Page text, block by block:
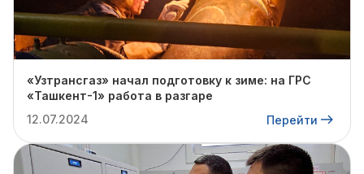
«Узтрансгаз» начал подготовку к зиме: на ГРС
«Ташкент-1» работа в разгаре
12.07.2024
Перейти